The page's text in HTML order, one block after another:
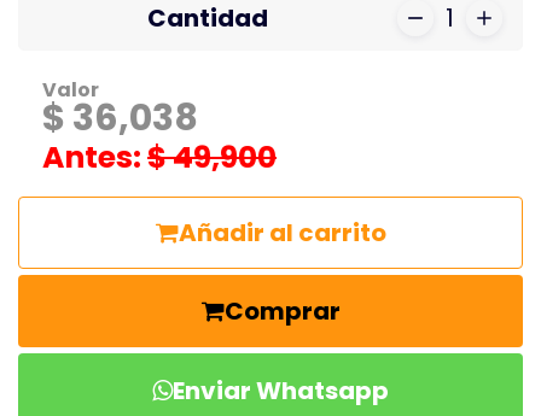
Cantidad 1
Valor
$ 36,038
Antes:$ 49,900
Añadir al carrito
Comprar
Enviar Whatsapp